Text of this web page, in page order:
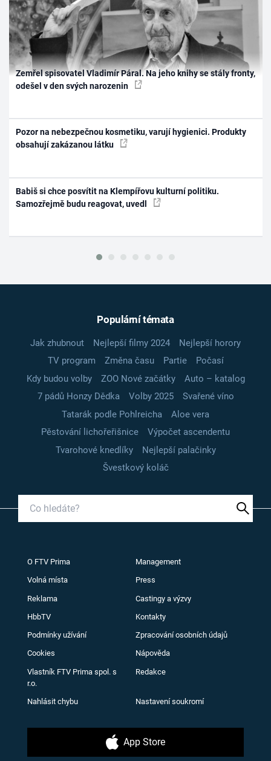
Zemřel spisovatel Vladimír Páral. Na jeho knihy se stály fronty,
odešel v den svých narozenin
Pozor na nebezpečnou kosmetiku, varují hygienici. Produkty
obsahují zakázanou látku
Babiš si chce posvítit na Klempířovu kulturní politiku.
Samozřejmě budu reagovat, uvedl
Populární témata
Jak zhubnout Nejlepší filmy 2024
Nejlepší horory
TV program
Změna času Partie
Počasí
Kdy budou volby
ZOO Nové začátky
Auto – katalog
7 pádů Honzy Dědka
Volby 2025
Svařené víno
Tatarák podle Pohlreicha
Aloe vera
Pěstování lichořeřišnice
Výpočet ascendentu
Tvarohové knedlíky
Nejlepší palačinky
Švestkový koláč
O FTV Prima Management
Volná místa Press
Reklama Castingy a výzvy
HbbTV Kontakty
Podmínky užívání Zpracování osobních údajů
Cookies Nápověda
Vlastník FTV Prima spol. s
r.o.
Redakce
Nahlásit chybu Nastavení soukromí
App Store